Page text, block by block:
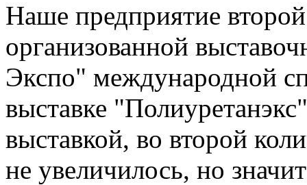
Наше предприятие
организованной
Экспо" международной
выставке
выставкой, во второй
не увеличилось, но